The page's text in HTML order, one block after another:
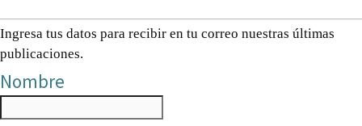
Ingresa tus datos para recibir en tu correo nuestras últimas
publicaciones.
Nombre